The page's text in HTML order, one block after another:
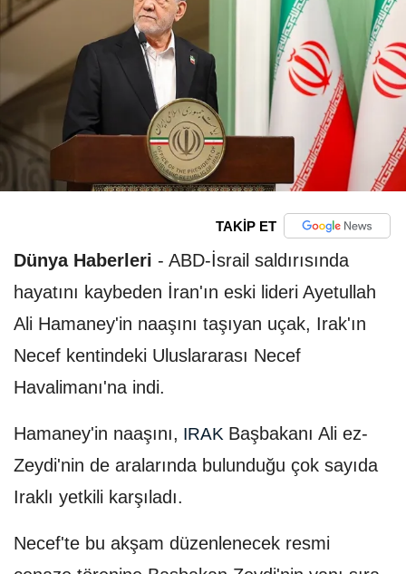
TAKİP ET
Dünya Haberleri - ABD-İsrail saldırısında
hayatını kaybeden İran'ın eski lideri Ayetullah
Ali Hamaney'in naaşını taşıyan uçak, Irak'ın
Necef kentindeki Uluslararası Necef
Havalimanı'na indi.
Hamaney'in naaşını, IRAK Başbakanı Ali ez-
Zeydi'nin de aralarında bulunduğu çok sayıda
Iraklı yetkili karşıladı.
Necef'te bu akşam düzenlenecek resmi